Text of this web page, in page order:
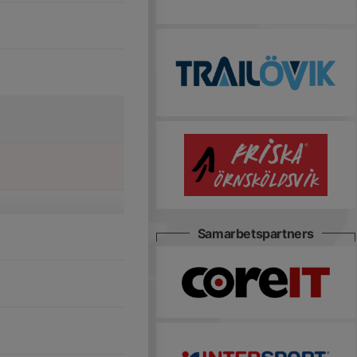
Samarbetspartners